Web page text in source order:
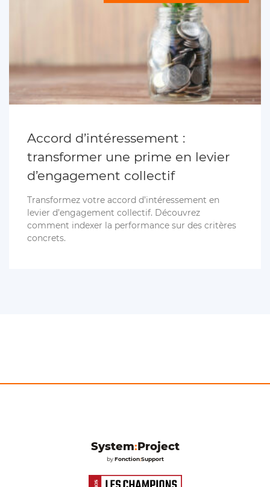
Accord d’intéressement :
transformer une prime en levier
d’engagement collectif
Transformez votre accord d’intéressement en
levier d’engagement collectif. Découvrez
comment indexer la performance sur des critères
concrets.
System:Project
byFonction:Support